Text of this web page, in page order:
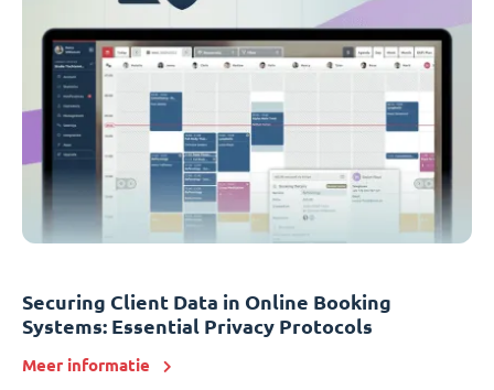
Securing Client Data in Online Booking
Systems: Essential Privacy Protocols
Meer informatie